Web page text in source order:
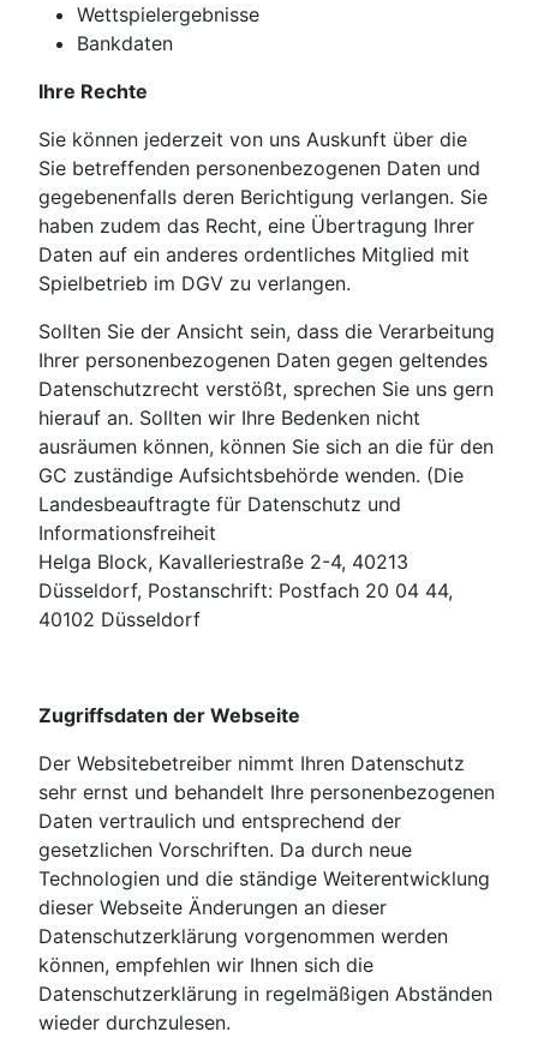
Wettspielergebnisse
Bankdaten
Ihre Rechte
Sie können jederzeit von uns Auskunft über die
Sie betreffenden personenbezogenen Daten und
gegebenenfalls deren Berichtigung verlangen. Sie
haben zudem das Recht, eine Übertragung Ihrer
Daten auf ein anderes ordentliches Mitglied mit
Spielbetrieb im DGV zu verlangen.
Sollten Sie der Ansicht sein, dass die Verarbeitung
Ihrer personenbezogenen Daten gegen geltendes
Datenschutzrecht verstößt, sprechen Sie uns gern
hierauf an. Sollten wir Ihre Bedenken nicht
ausräumen können, können Sie sich an die für den
GC zuständige Aufsichtsbehörde wenden. (Die
Landesbeauftragte für Datenschutz und
Informationsfreiheit
Helga Block, Kavalleriestraße 2-4, 40213
Düsseldorf, Postanschrift: Postfach 20 04 44,
40102 Düsseldorf
Zugriffsdaten der Webseite
Der Websitebetreiber nimmt Ihren Datenschutz
sehr ernst und behandelt Ihre personenbezogenen
Daten vertraulich und entsprechend der
gesetzlichen Vorschriften. Da durch neue
Technologien und die ständige Weiterentwicklung
dieser Webseite Änderungen an dieser
Datenschutzerklärung vorgenommen werden
können, empfehlen wir Ihnen sich die
Datenschutzerklärung in regelmäßigen Abständen
wieder durchzulesen.